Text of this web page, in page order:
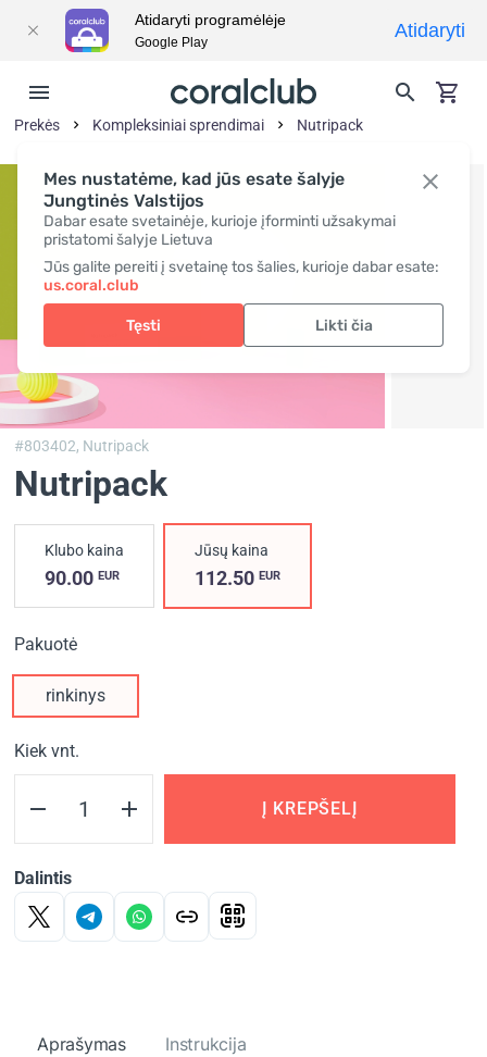
Mes nustatėme, kad jūs esate šalyje
Jungtinės Valstijos
Dabar esate svetainėje, kurioje įforminti užsakymai
pristatomi šalyje Lietuva
Jūs galite pereiti į svetainę tos šalies, kurioje dabar esate:
us.coral.club
Tęsti Likti čia
Prekės Kompleksiniai sprendimai Nutripack
#803402, Nutripack
Nutripack
Klubo kaina
90.00 EUR
Jūsų kaina
112.50EUR
Pakuotė
rinkinys
Kiek vnt.
Į KREPŠELĮ
Dalintis
Aprašymas Instrukcija
Atidaryti programėlėje
Google Play
Atidaryti